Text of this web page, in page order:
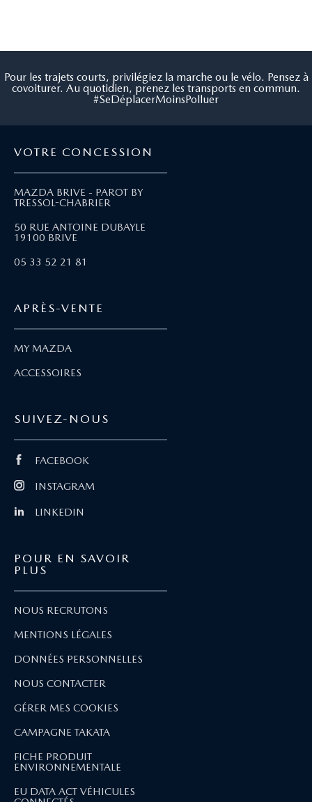
Pour les trajets courts, privilégiez la marche ou le vélo. Pensez à
covoiturer. Au quotidien, prenez les transports en commun.
#SeDéplacerMoinsPolluer
VOTRE CONCESSION
MAZDA BRIVE - PAROT BY
TRESSOL-CHABRIER
50 RUE ANTOINE DUBAYLE
19100 BRIVE
05 33 52 21 81
APRÈS-VENTE
MY MAZDA
ACCESSOIRES
SUIVEZ-NOUS
FACEBOOK
INSTAGRAM
LINKEDIN
POUR EN SAVOIR
PLUS
NOUS RECRUTONS
MENTIONS LÉGALES
DONNÉES PERSONNELLES
NOUS CONTACTER
GÉRER MES COOKIES
CAMPAGNE TAKATA
FICHE PRODUIT
ENVIRONNEMENTALE
EU DATA ACT VÉHICULES